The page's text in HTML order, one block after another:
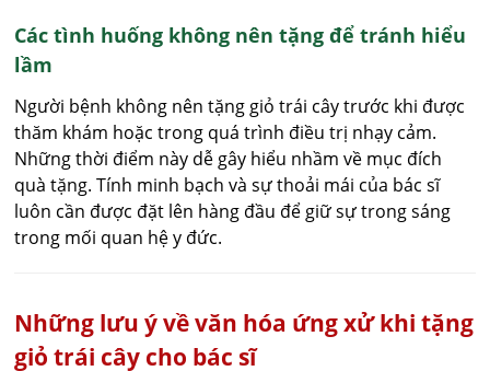
Các tình huống không nên tặng để tránh hiểu
lầm
Người bệnh không nên tặng giỏ trái cây trước khi được
thăm khám hoặc trong quá trình điều trị nhạy cảm.
Những thời điểm này dễ gây hiểu nhầm về mục đích
quà tặng. Tính minh bạch và sự thoải mái của bác sĩ
luôn cần được đặt lên hàng đầu để giữ sự trong sáng
trong mối quan hệ y đức.
Những lưu ý về văn hóa ứng xử khi tặng
giỏ trái cây cho bác sĩ